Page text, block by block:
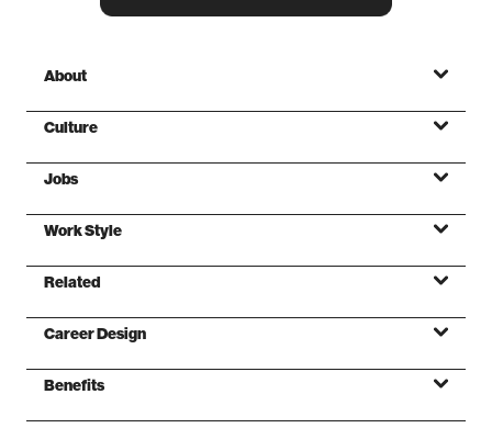
About
Culture
ミッション
バリュー
ファンデーション
Jobs
Work Style
Related
Career Design
Benefits